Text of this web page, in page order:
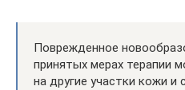
Поврежденное
принятых мерах терапии
на другие участки кожи и